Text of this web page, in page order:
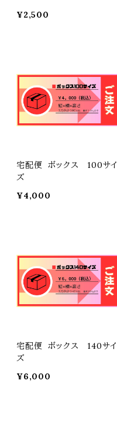
¥2,500
宅配便 ボックス 100サイ
ズ
¥4,000
宅配便 ボックス 140サイ
ズ
¥6,000